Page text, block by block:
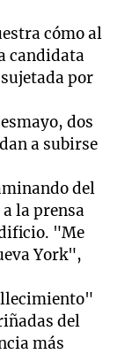
cómo al
candidata
por
dos
a subirse
del
la prensa
"Me
York",
del
más